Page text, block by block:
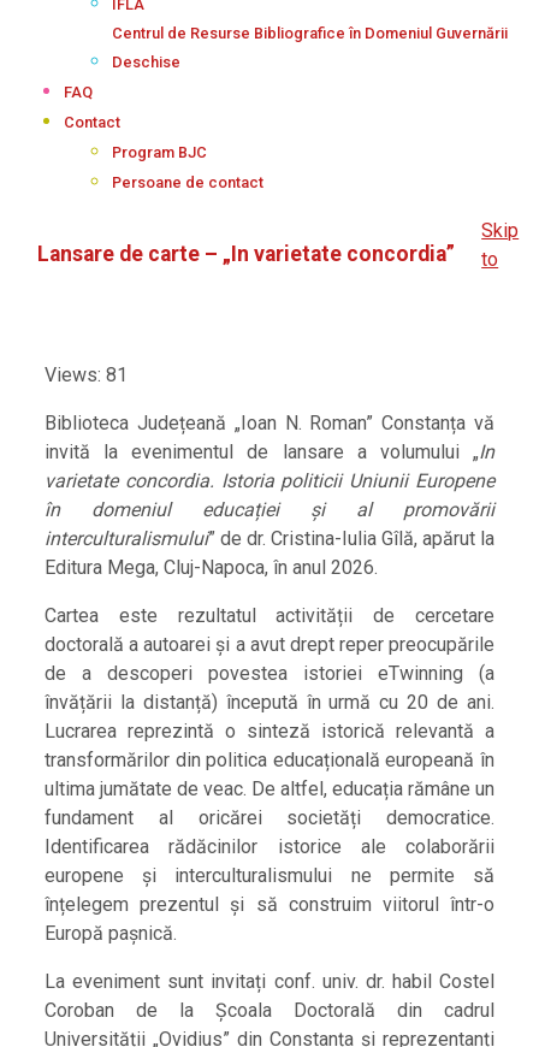
IFLA
Centrul de Resurse Bibliografice în Domeniul Guvernării
Deschise
FAQ
Contact
Program BJC
Persoane de contact
Lansare de carte – „In varietate concordia”
Views: 81
Biblioteca Județeană „Ioan N. Roman” Constanța vă
invită la evenimentul de lansare a volumului „In
varietate concordia. Istoria politicii Uniunii Europene
în domeniul educației și al promovării
interculturalismului” de dr. Cristina-Iulia Gîlă, apărut la
Editura Mega, Cluj-Napoca, în anul 2026.
Cartea este rezultatul activității de cercetare
doctorală a autoarei și a avut drept reper preocupările
de a descoperi povestea istoriei eTwinning (a
învățării la distanță) începută în urmă cu 20 de ani.
Lucrarea reprezintă o sinteză istorică relevantă a
transformărilor din politica educațională europeană în
ultima jumătate de veac. De altfel, educația rămâne un
fundament al oricărei societăți democratice.
Identificarea rădăcinilor istorice ale colaborării
europene și interculturalismului ne permite să
înțelegem prezentul și să construim viitorul într-o
Europă pașnică.
La eveniment sunt invitați conf. univ. dr. habil Costel
Coroban de la Școala Doctorală din cadrul
Universității „Ovidius” din Constanța și reprezentanți
Skip
to